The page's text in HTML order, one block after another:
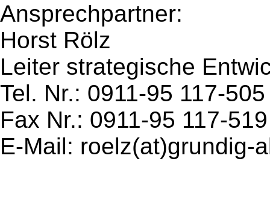
Ansprechpartner:
Horst Rölz
Leiter strategische
Tel. Nr.: 0911-95 117-505
Fax Nr.: 0911-95 117-519
E-Mail: roelz(at)grundig-